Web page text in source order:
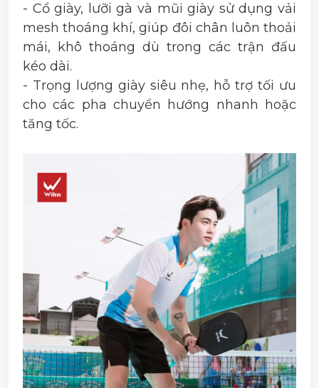
- Cổ giày, lưỡi gà và mũi giày sử dụng vải
mesh thoáng khí, giúp đôi chân luôn thoải
mái, khô thoáng dù trong các trận đấu
kéo dài.
- Trọng lượng giày siêu nhẹ, hỗ trợ tối ưu
cho các pha chuyển hướng nhanh hoặc
tăng tốc.